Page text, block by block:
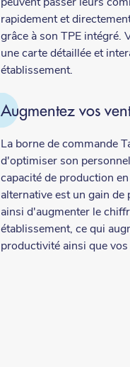
rapidement et
grâce à son TPE intégré.
une carte détaillée et
établissement.
Augmentez vos
La borne de commande
d'optimiser son
capacité de production
alternative est un gain
ainsi d'augmenter le
établissement, ce qui
productivité ainsi que